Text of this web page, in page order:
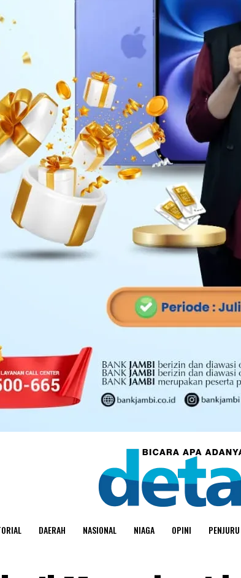
DAERAH NASIONAL NIAGA OPINI PENJURU